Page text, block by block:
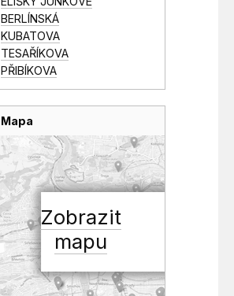
BERLÍNSKÁ
KUBATOVA
TESAŘÍKOVA
PŘIBÍKOVA
Mapa
Zobrazit
mapu